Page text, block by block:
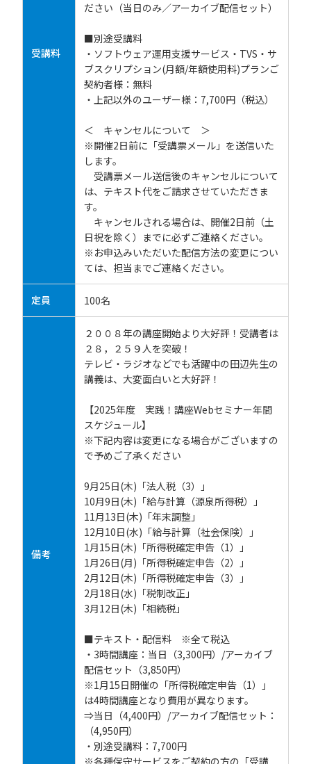
受講料
ださい（当日のみ／アーカイブ配信セット）
■別途受講料
・ソフトウェア運用支援サービス・TVS・サ
ブスクリプション(月額/年額使用料)プランご
契約者様：無料
・上記以外のユーザー様：7,700円（税込）
＜ キャンセルについて ＞
※開催2日前に「受講票メール」を送信いた
します。
受講票メール送信後のキャンセルについて
は、テキスト代をご請求させていただきま
す。
キャンセルされる場合は、開催2日前（土
日祝を除く）までに必ずご連絡ください。
※お申込みいただいた配信方法の変更につい
ては、担当までご連絡ください。
定員 100名
備考
２００８年の講座開始より大好評！受講者は
２８，２５９人を突破！
テレビ・ラジオなどでも活躍中の田辺先生の
講義は、大変面白いと大好評！
【2025年度 実践！講座Webセミナー年間
スケジュール】
※下記内容は変更になる場合がございますの
で予めご了承ください
9月25日(木)「法人税（3）」
10月9日(木)「給与計算（源泉所得税）」
11月13日(木)「年末調整」
12月10日(水)「給与計算（社会保険）」
1月15日(木)「所得税確定申告（1）」
1月26日(月)「所得税確定申告（2）」
2月12日(木)「所得税確定申告（3）」
2月18日(水)「税制改正」
3月12日(木)「相続税」
■テキスト・配信料 ※全て税込
・3時間講座：当日（3,300円）/アーカイブ
配信セット（3,850円）
※1月15日開催の「所得税確定申告（1）」
は4時間講座となり費用が異なります。
⇒当日（4,400円）/アーカイブ配信セット：
（4,950円）
・別途受講料：7,700円
※各種保守サービスをご契約の方の「受講